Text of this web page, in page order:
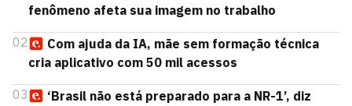
fenômeno afeta sua imagem no trabalho
02
Com ajuda da IA, mãe sem formação técnica
cria aplicativo com 50 mil acessos
03
‘Brasil não está preparado para a NR-1’, diz